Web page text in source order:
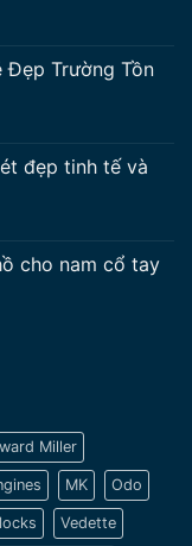
Trường Tồn
đẹp tinh tế và
cho nam cổ tay
Miller
MK Odo
Vedette